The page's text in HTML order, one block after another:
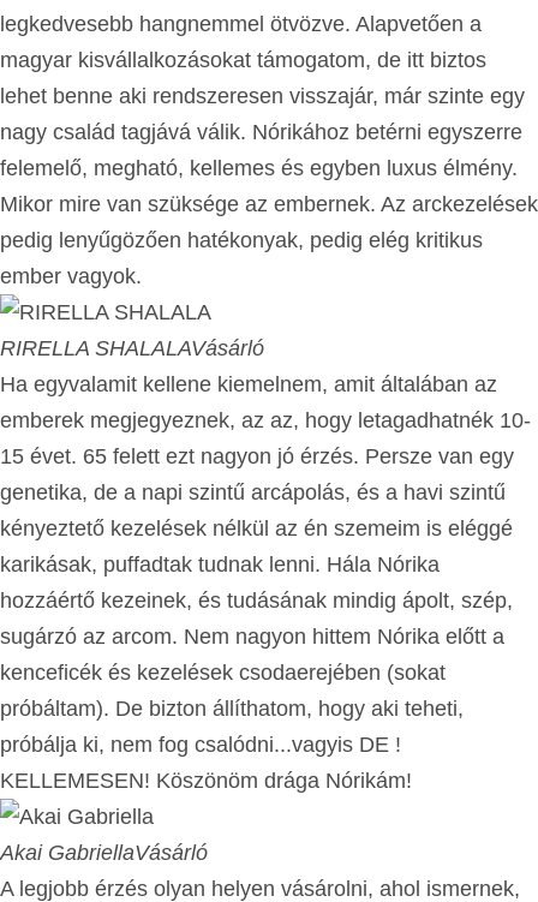
legkedvesebb hangnemmel ötvözve. Alapvetően a
magyar kisvállalkozásokat támogatom, de itt biztos
lehet benne aki rendszeresen visszajár, már szinte egy
nagy család tagjává válik. Nórikához betérni egyszerre
felemelő, megható, kellemes és egyben luxus élmény.
Mikor mire van szüksége az embernek. Az arckezelések
pedig lenyűgözően hatékonyak, pedig elég kritikus
ember vagyok.
RIRELLA SHALALAVásárló
Ha egyvalamit kellene kiemelnem, amit általában az
emberek megjegyeznek, az az, hogy letagadhatnék 10-
15 évet. 65 felett ezt nagyon jó érzés. Persze van egy
genetika, de a napi szintű arcápolás, és a havi szintű
kényeztető kezelések nélkül az én szemeim is eléggé
karikásak, puffadtak tudnak lenni. Hála Nórika
hozzáértő kezeinek, és tudásának mindig ápolt, szép,
sugárzó az arcom. Nem nagyon hittem Nórika előtt a
kenceficék és kezelések csodaerejében (sokat
próbáltam). De bizton állíthatom, hogy aki teheti,
próbálja ki, nem fog csalódni...vagyis DE !
KELLEMESEN! Köszönöm drága Nórikám!
Akai GabriellaVásárló
A legjobb érzés olyan helyen vásárolni, ahol ismernek,